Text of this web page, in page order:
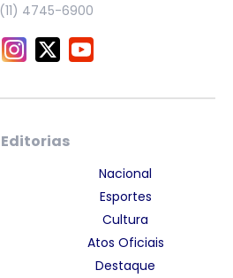
(11) 4745-6900
Editorias
Nacional
Esportes
Cultura
Atos Oficiais
Destaque